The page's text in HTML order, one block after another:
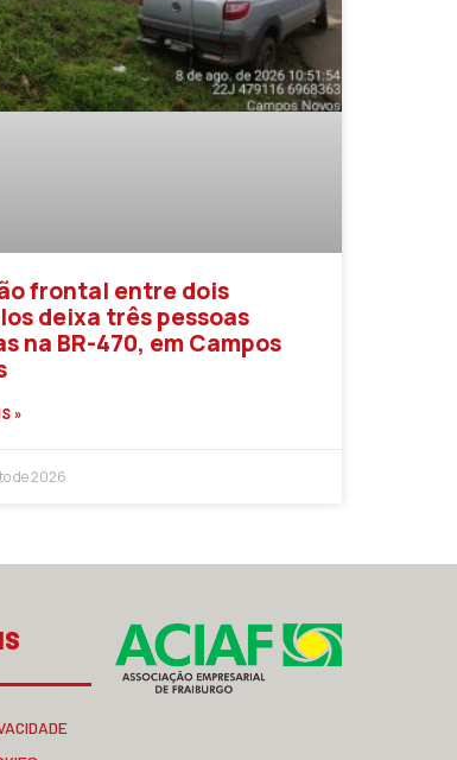
frontal entre dois
deixa três pessoas
na BR-470, em Campos
»
de 2026